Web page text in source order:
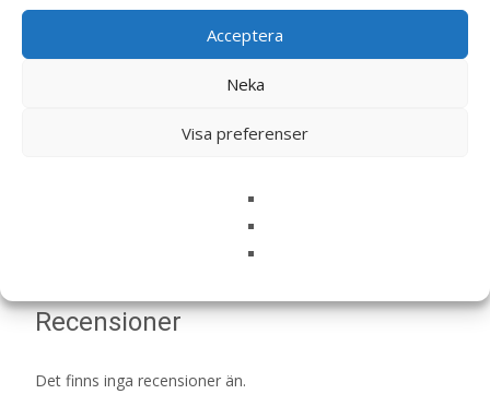
Acceptera
Neka
Visa preferenser
LÄS MERA & KÖP
Kategorier:Hundmat,Torrfoder
Recensioner
Det finns inga recensioner än.